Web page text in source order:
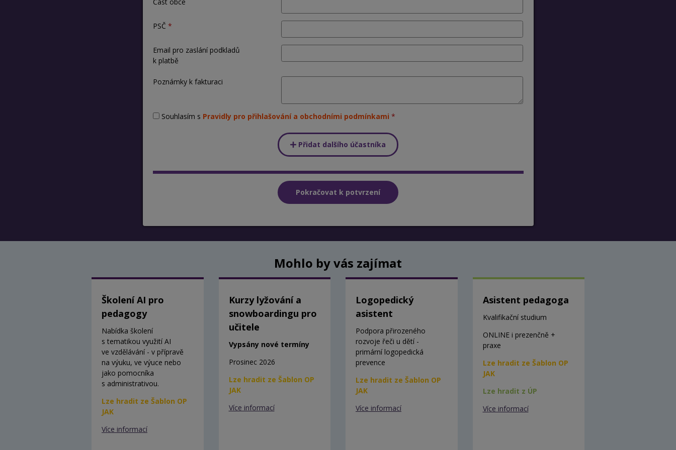
PSČ
Email pro zaslání podkladů
k platbě
Poznámky k fakturaci
Souhlasím s Pravidly pro přihlašování a obchodními podmínkami
Přidat dalšího účastníka
Mohlo by vás zajímat
Školení AI pro
pedagogy
Nabídka školení
s tematikou využití AI
ve vzdělávání - v přípravě
na výuku, ve výuce nebo
jako pomocníka
s administrativou.
Lze hradit ze Šablon OP
JAK
Více informací
Kurzy lyžování a
snowboardingu pro
učitele
Vypsány nové termíny
Prosinec 2026
Lze hradit ze Šablon OP
JAK
Více informací
Logopedický
asistent
Podpora přirozeného
rozvoje řeči u dětí -
primární logopedická
prevence
Lze hradit ze Šablon OP
JAK
Více informací
Asistent pedagoga
Kvalifikační studium
ONLINE i prezenčně +
praxe
Lze hradit ze Šablon OP
JAK
Lze hradit z ÚP
Více informací